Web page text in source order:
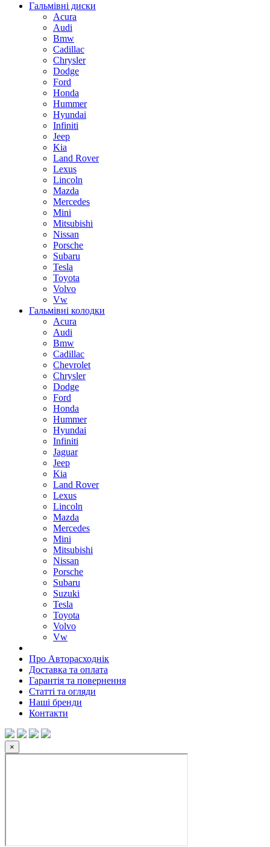
Гальмівні диски
Acura
Audi
Bmw
Cadillac
Chrysler
Dodge
Ford
Honda
Hummer
Hyundai
Infiniti
Jeep
Kia
Land Rover
Lexus
Lincoln
Mazda
Mercedes
Mini
Mitsubishi
Nissan
Porsche
Subaru
Tesla
Toyota
Volvo
Vw
Гальмівні колодки
Acura
Audi
Bmw
Cadillac
Chevrolet
Chrysler
Dodge
Ford
Honda
Hummer
Hyundai
Infiniti
Jaguar
Jeep
Kia
Land Rover
Lexus
Lincoln
Mazda
Mercedes
Mini
Mitsubishi
Nissan
Porsche
Subaru
Suzuki
Tesla
Toyota
Volvo
Vw
Про Авторасходнік
Доставка та оплата
Гарантія та повернення
Статті та огляди
Наші бренди
Контакти
×